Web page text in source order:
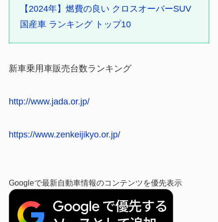
【2024年】燃費の良い クロスオーバーSUV
国産車 ランキング トップ10
新車乗用車販売台数ランキング
http://www.jada.or.jp/
https://www.zenkeijikyo.or.jp/
Googleで最新自動車情報のコンテンツを優先表示